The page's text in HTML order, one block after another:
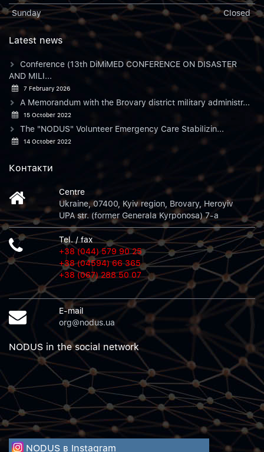
Sunday
Closed
Latest news
Conference (13th DiMiMED CONFERENCE ON DISASTER
AND MILI...
7 February 2026
A Memorandum with the Brovary district military administr...
15 October 2022
The "NODUS" Volunteer Emergency Care Stabilizin...
14 October 2022
Контакти
Centre
Ukraine, 07400, Kyiv region, Brovary, Heroyiv
UPA str. (former Generala Kyrponosa) 7-a
Tel. / fax
+38 (044) 579 90 25
+38 (04594) 66 365
+38 (067) 288 50 07
E-mail
org@nodus.ua
NODUS in the social network
NODUS в Instagram